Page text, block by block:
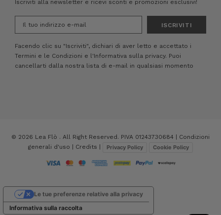
Iscriviti alla newsletter e ricevi sconti e promozioni esclusivi!
Facendo clic su "Iscriviti", dichiari di aver letto e accettato i
Termini e le Condizioni e l'Informativa sulla privacy. Puoi
cancellarti dalla nostra lista di e-mail in qualsiasi momento
© 2026 Lea Flò . All Right Reserved. PIVA 01243730684 | Condizioni
generali d'uso
Credits Privacy Policy Cookie Policy
Informativa sulla raccolta
Le tue preferenze relative alla privacy